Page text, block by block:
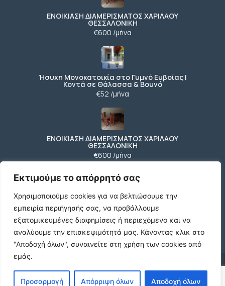
Εκτιμούμε το απόρρητό σας
Χρησιμοποιούμε cookies για να βελτιώσουμε την
εμπειρία περιήγησής σας, να προβάλλουμε
εξατομικευμένες διαφημίσεις ή περιεχόμενο και να
αναλύουμε την επισκεψιμότητά μας. Κάνοντας κλικ στο
"Αποδοχή όλων", συναινείτε στη χρήση των cookies από
εμάς.
Προσαρμογή Απόρριψη όλων Αποδοχή όλων
ΕΝΟΙΚΙΑΣΗ ΔΙΑΜΕΡΙΣΜΑΤΟΣ ΧΑΡΙΛΑΟΥ
ΘΕΣΣΑΛΟΝΙΚΗ
€600 /μήνα
Ήσυχη Μονοκατοικία στο Γυμνό Ευβοίας |
Κοντά σε Θάλασσα & Βουνό
€52 /μήνα
ΕΝΟΙΚΙΑΣΗ ΔΙΑΜΕΡΙΣΜΑΤΟΣ ΧΑΡΙΛΑΟΥ
ΘΕΣΣΑΛΟΝΙΚΗ
€600 /μήνα
Κωδικος ακινητου Μ480 καταστημα στον
Ευοσμο
€500 /μήνα